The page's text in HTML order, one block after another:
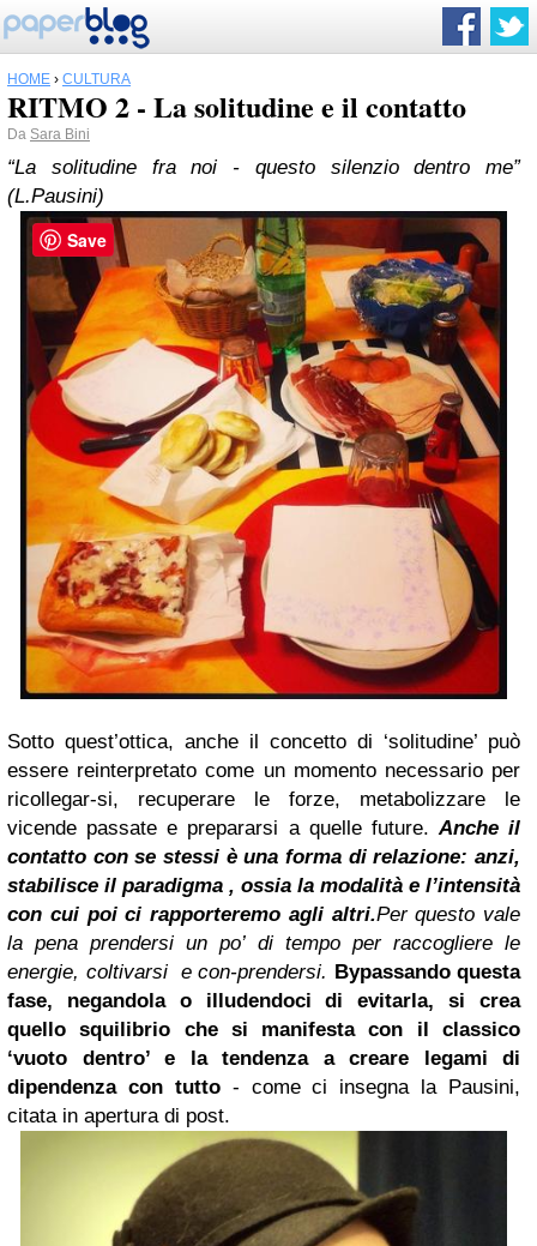
HOME › CULTURA
RITMO 2 - La solitudine e il contatto
Da Sara Bini
“La solitudine fra noi - questo silenzio dentro me”
(L.Pausini)
Sotto quest’ottica, anche il concetto di ‘solitudine’ può
essere reinterpretato come un momento necessario per
ricollegar-si, recuperare le forze, metabolizzare le
vicende passate e prepararsi a quelle future. Anche il
contatto con se stessi è una forma di relazione: anzi,
stabilisce il paradigma , ossia la modalità e l’intensità
con cui poi ci rapporteremo agli altri.Per questo vale
la pena prendersi un po’ di tempo per raccogliere le
energie, coltivarsi e con-prendersi. Bypassando questa
fase, negandola o illudendoci di evitarla, si crea
quello squilibrio che si manifesta con il classico
‘vuoto dentro’ e la tendenza a creare legami di
dipendenza con tutto - come ci insegna la Pausini,
citata in apertura di post.
Save